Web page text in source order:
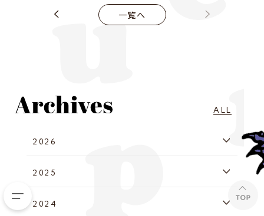
一覧へ
ALL
2026
2025
2024